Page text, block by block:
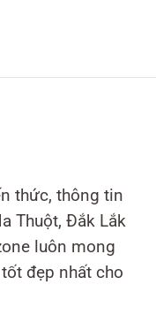
thức, thông tin
Thuột, Đắk Lắk
luôn mong
đẹp nhất cho